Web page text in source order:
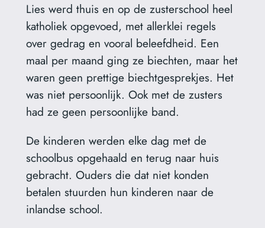
Lies werd thuis en op de zusterschool heel
katholiek opgevoed, met allerklei regels
over gedrag en vooral beleefdheid. Een
maal per maand ging ze biechten, maar het
waren geen prettige biechtgesprekjes. Het
was niet persoonlijk. Ook met de zusters
had ze geen persoonlijke band.
De kinderen werden elke dag met de
schoolbus opgehaald en terug naar huis
gebracht. Ouders die dat niet konden
betalen stuurden hun kinderen naar de
inlandse school.